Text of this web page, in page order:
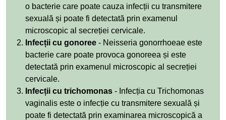
o bacterie care poate cauza infecții cu transmitere
sexuală și poate fi detectată prin examenul
microscopic al secreției cervicale.
Infecții cu gonoree - Neisseria gonorrhoeae este
bacterie care poate provoca gonoreea și este
detectată prin examenul microscopic al secreției
cervicale.
Infecții cu trichomonas - Infecția cu Trichomonas
vaginalis este o infecție cu transmitere sexuală și
poate fi detectată prin examinarea microscopică a